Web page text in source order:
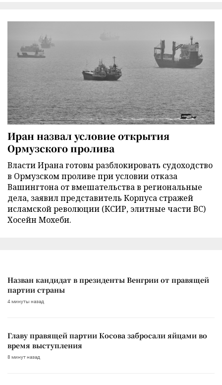
Иран назвал условие открытия
Ормузского пролива
Власти Ирана готовы разблокировать судоходство
в Ормузском проливе при условии отказа
Вашингтона от вмешательства в региональные
дела, заявил представитель Корпуса стражей
исламской революции (КСИР, элитные части ВС)
Хосейн Мохеби.
Назван кандидат в президенты Венгрии от правящей
партии страны
4 минуты назад
Главу правящей партии Косова забросали яйцами во
время выступления
8 минут назад